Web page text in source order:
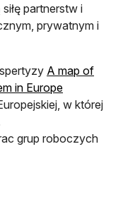
partnerstw i
prywatnym i
A map of
in Europe
w której
grup roboczych